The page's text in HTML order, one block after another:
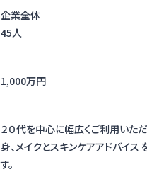
企業全体
45人
1,000万円
２０代を中心に幅広くご利用いた
身、メイクとスキンケアアドバイ
す。